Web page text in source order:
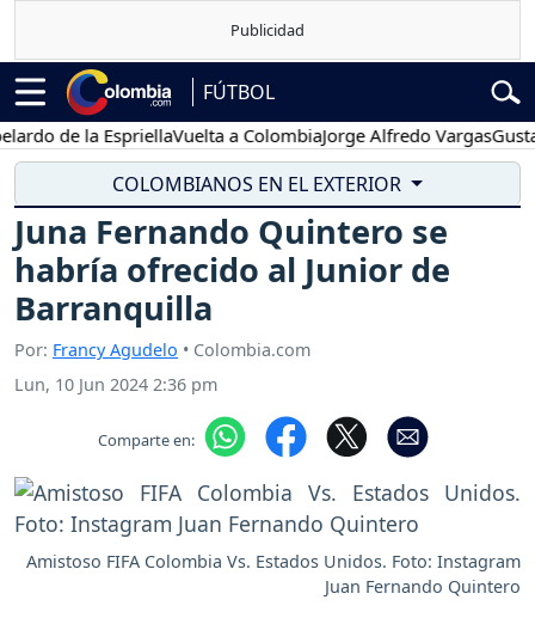
FÚTBOL
la EspriellaVuelta a ColombiaJorge Alfredo VargasGustavo
COLOMBIANOS EN EL EXTERIOR
Juna Fernando Quintero se
habría ofrecido al Junior de
Barranquilla
Por: Francy Agudelo • Colombia.com
Lun, 10 Jun 2024 2:36 pm
Comparte en:
Amistoso FIFA Colombia Vs. Estados Unidos. Foto: Instagram
Juan Fernando Quintero